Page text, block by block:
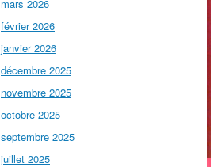
mars 2026
février 2026
janvier 2026
décembre 2025
novembre 2025
octobre 2025
septembre 2025
juillet 2025